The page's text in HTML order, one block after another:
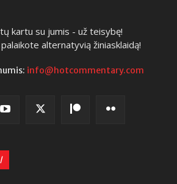
kartu su jumis - už teisybę!
alternatyvią žiniasklaidą!
info@hotcommentary.com